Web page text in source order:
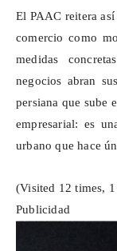
El PAAC reitera
comercio como
medidas
negocios abran
persiana que sube
empresarial: es
urbano que hace
(Visited 12 times,
Publicidad